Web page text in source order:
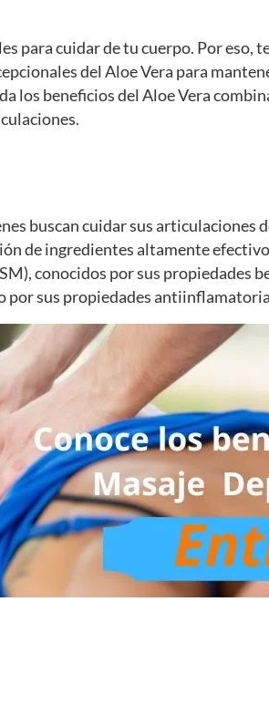
para cuidar de tu cuerpo. Por eso,
del Aloe Vera para
los beneficios del Aloe Vera
buscan cuidar sus
de ingredientes altamente
conocidos por sus propiedades
por sus propiedades